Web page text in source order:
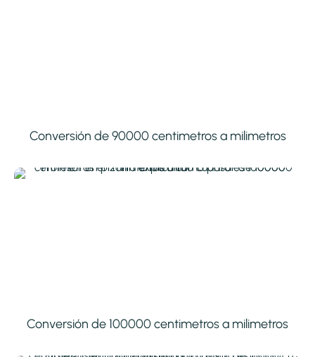
Conversión de 90000 centimetros a milimetros
Conversión de 100000 centimetros a milimetros